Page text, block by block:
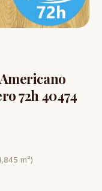
72h 40474
m²)